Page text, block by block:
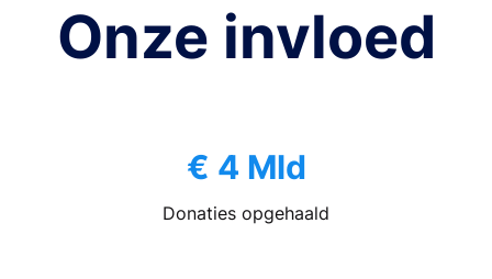
Onze invloed
€ 4 Mld
Donaties opgehaald